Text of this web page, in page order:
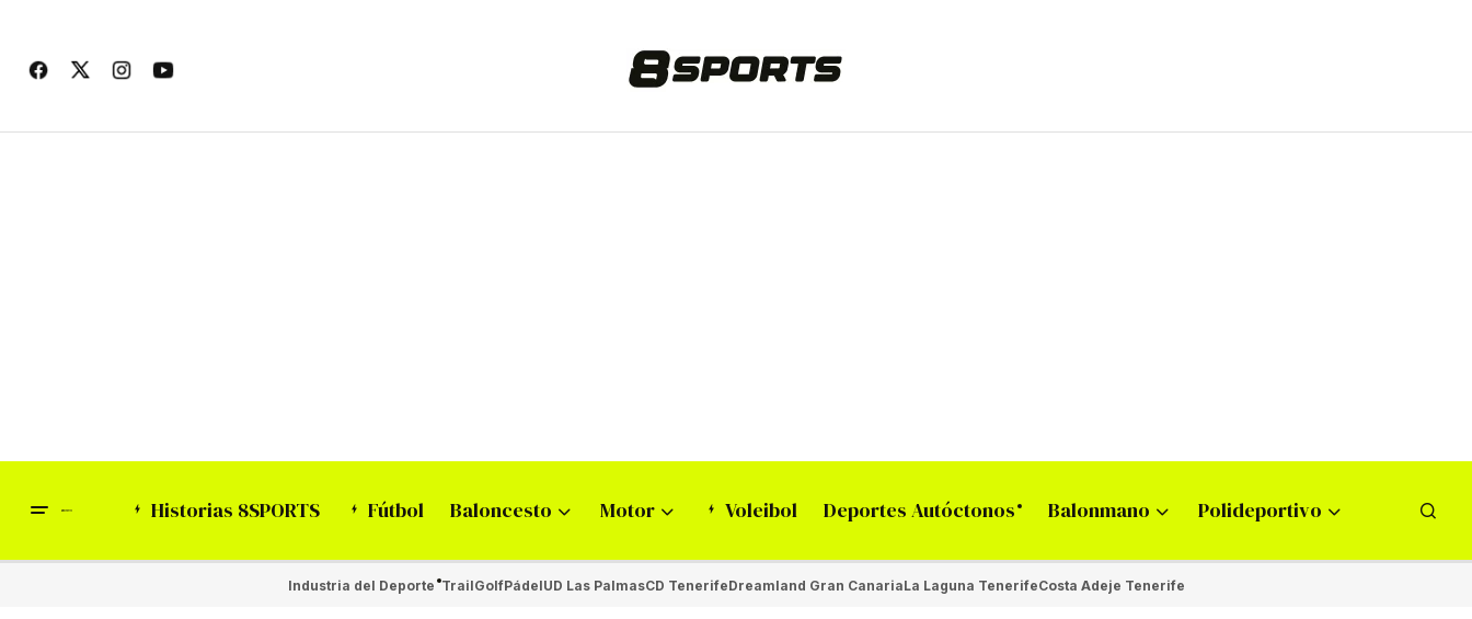
Historias 8SPORTS Fútbol Baloncesto Motor Voleibol Deportes Autóctonos Balonmano Polideportivo
Industria del Deporte TrailGolfPádelUD Las PalmasCD TenerifeDreamland Gran CanariaLa Laguna TenerifeCosta Adeje Tenerife